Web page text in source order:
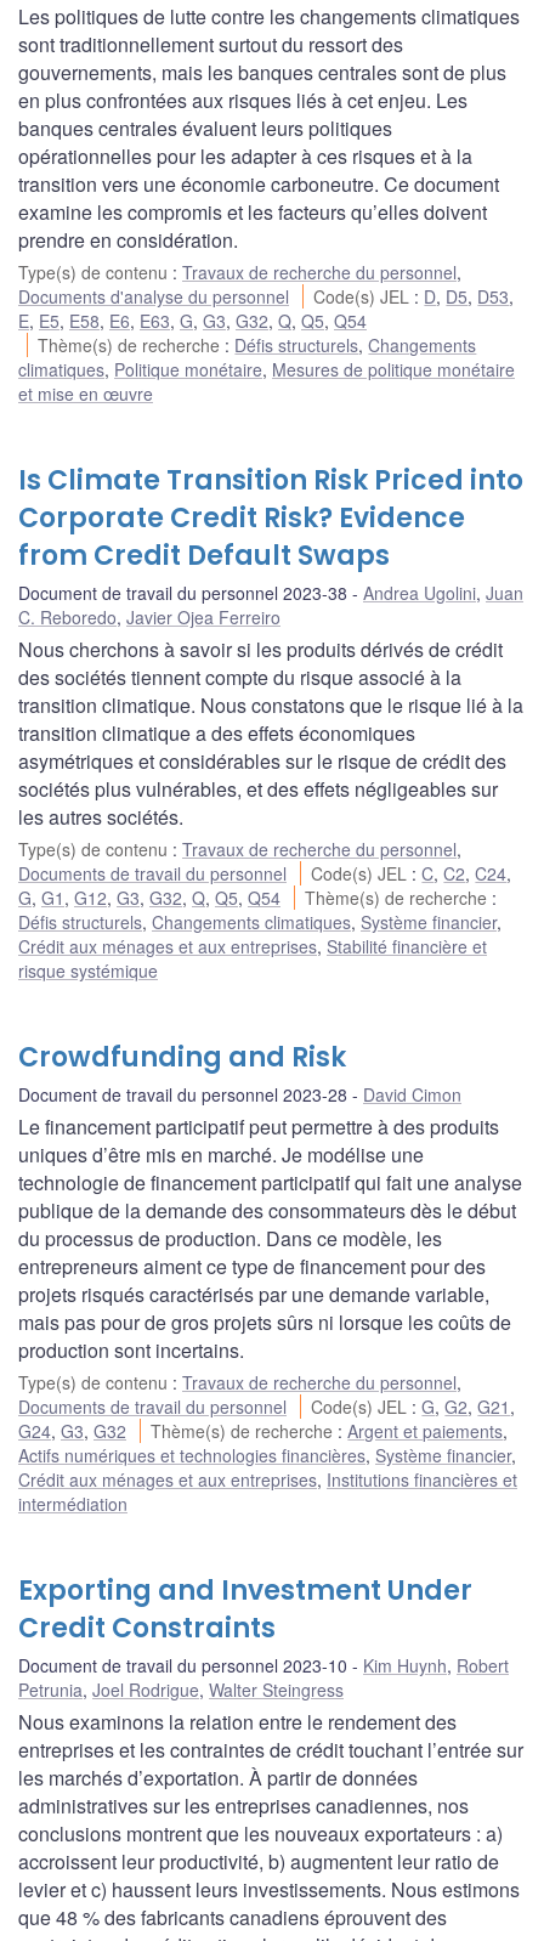
Les politiques de lutte contre les changements climatiques
sont traditionnellement surtout du ressort des
gouvernements, mais les banques centrales sont de plus
en plus confrontées aux risques liés à cet enjeu. Les
banques centrales évaluent leurs politiques
opérationnelles pour les adapter à ces risques et à la
transition vers une économie carboneutre. Ce document
examine les compromis et les facteurs qu’elles doivent
prendre en considération.
Type(s) de contenu : Travaux de recherche du personnel,
Documents d'analyse du personnel
Code(s) JEL : D, D5, D53,
E, E5, E58, E6, E63, G, G3, G32, Q, Q5, Q54
Thème(s) de recherche : Défis structurels,Changements
climatiques, Politique monétaire, Mesures de politique monétaire
et mise en œuvre
Is Climate Transition Risk Priced into
Corporate Credit Risk? Evidence
from Credit Default Swaps
Document de travail du personnel 2023-38 Andrea Ugolini, Juan
C. Reboredo, Javier Ojea Ferreiro
Nous cherchons à savoir si les produits dérivés de crédit
des sociétés tiennent compte du risque associé à la
transition climatique. Nous constatons que le risque lié à la
transition climatique a des effets économiques
asymétriques et considérables sur le risque de crédit des
sociétés plus vulnérables, et des effets négligeables sur
les autres sociétés.
Type(s) de contenu : Travaux de recherche du personnel,
Documents de travail du personnel
Code(s) JEL :C,C2,C24,
G, G1 , G12, G3, G32, Q, Q5, Q54 Thème(s) de recherche :
Défis structurels, Changements climatiques, Système financier,
Crédit aux ménages et aux entreprises, Stabilité financière et
risque systémique
Crowdfunding and Risk
Document de travail du personnel 2023-28 David Cimon
Le financement participatif peut permettre à des produits
uniques d’être mis en marché. Je modélise une
technologie de financement participatif qui fait une analyse
publique de la demande des consommateurs dès le début
du processus de production. Dans ce modèle, les
entrepreneurs aiment ce type de financement pour des
projets risqués caractérisés par une demande variable,
mais pas pour de gros projets sûrs ni lorsque les coûts de
production sont incertains.
Type(s) de contenu : Travaux de recherche du personnel,
Documents de travail du personnel
Code(s) JEL :G,G2,G21 ,
G24, G3, G32 Thème(s) de recherche :Argent et paiements,
Actifs numériques et technologies financières, Système financier,
Crédit aux ménages et aux entreprises, Institutions financières et
intermédiation
Exporting and Investment Under
Credit Constraints
Document de travail du personnel 2023-10 Kim Huynh, Robert
Petrunia, Joel Rodrigue, Walter Steingress
Nous examinons la relation entre le rendement des
entreprises et les contraintes de crédit touchant l’entrée sur
les marchés d’exportation. À partir de données
administratives sur les entreprises canadiennes, nos
conclusions montrent que les nouveaux exportateurs : a)
accroissent leur productivité, b) augmentent leur ratio de
levier et c) haussent leurs investissements. Nous estimons
que 48 % des fabricants canadiens éprouvent des